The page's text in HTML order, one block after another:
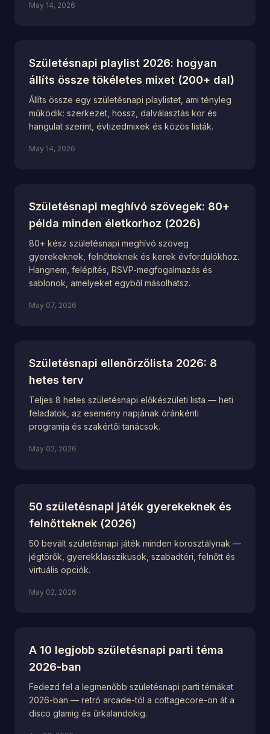
May 14, 2026
Születésnapi playlist 2026: hogyan
állíts össze tökéletes mixet (200+ dal)
Állíts össze egy születésnapi playlistet, ami tényleg
működik: szerkezet, hossz, dalválasztás kor és
hangulat szerint, évtizedmixek és közös listák.
May 14, 2026
Születésnapi meghívó szövegek: 80+
példa minden életkorhoz (2026)
80+ kész születésnapi meghívó szöveg
gyerekeknek, felnőtteknek és kerek évfordulókhoz.
Hangnem, felépítés, RSVP-megfogalmazás és
sablonok, amelyeket egyből másolhatsz.
May 07, 2026
Születésnapi ellenőrzőlista 2026: 8
hetes terv
Teljes 8 hetes születésnapi előkészületi lista — heti
feladatok, az esemény napjának óránkénti
programja és szakértői tanácsok.
May 02, 2026
50 születésnapi játék gyerekeknek és
felnőtteknek (2026)
50 bevált születésnapi játék minden korosztálynak —
jégtörők, gyerekklasszikusok, szabadtéri, felnőtt és
virtuális opciók.
May 02, 2026
A 10 legjobb születésnapi parti téma
2026-ban
Fedezd fel a legmenőbb születésnapi parti témákat
2026-ban — retró arcade-tól a cottagecore-on át a
disco glamig és űrkalandokig.